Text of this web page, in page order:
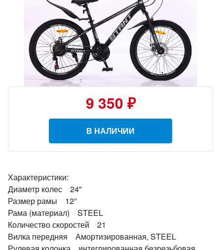
9 350 ₽
В НАЛИЧИИ
Характеристики:
Диаметр колес 24"
Размер рамы 12”
Рама (материал) STEEL
Количество скоростей 21
Вилка передняя Амортизированная, STEEL